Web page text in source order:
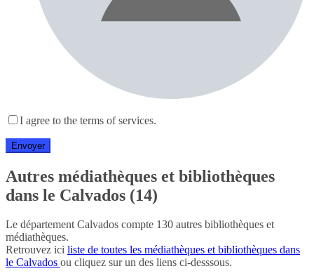
I agree to the terms of services.
Autres médiathèques et bibliothèques
dans le Calvados (14)
Le département Calvados compte 130 autres bibliothèques et
médiathèques.
Retrouvez ici liste de toutes les médiathèques et bibliothèques dans
le Calvados ou cliquez sur un des liens ci-desssous.